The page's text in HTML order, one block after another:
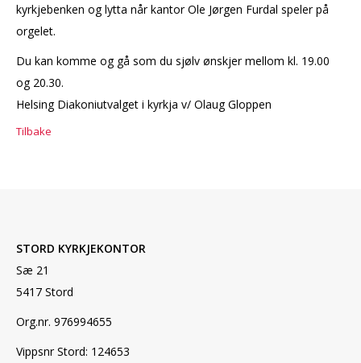
kyrkjebenken og lytta når kantor Ole Jørgen Furdal speler på
orgelet.
Du kan komme og gå som du sjølv ønskjer mellom kl. 19.00
og 20.30.
Helsing Diakoniutvalget i kyrkja v/ Olaug Gloppen
Tilbake
STORD KYRKJEKONTOR
Sæ 21
5417 Stord
Org.nr. 976994655
Vippsnr Stord: 124653